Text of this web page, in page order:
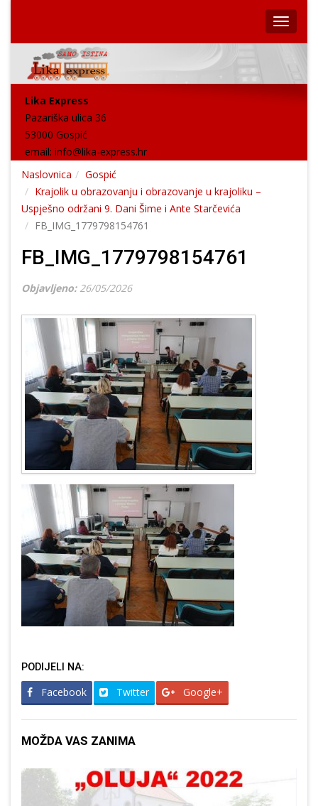
Lika Express
Pazariška ulica 36
53000 Gospić
email: info@lika-express.hr
Naslovnica
Gospić
Krajolik u obrazovanju i obrazovanje u krajoliku –
Uspješno održani 9. Dani Šime i Ante Starčevića
FB_IMG_1779798154761
FB_IMG_1779798154761
Objavljeno: 26/05/2026
PODIJELI NA:
Facebook Twitter Google+
MOŽDA VAS ZANIMA